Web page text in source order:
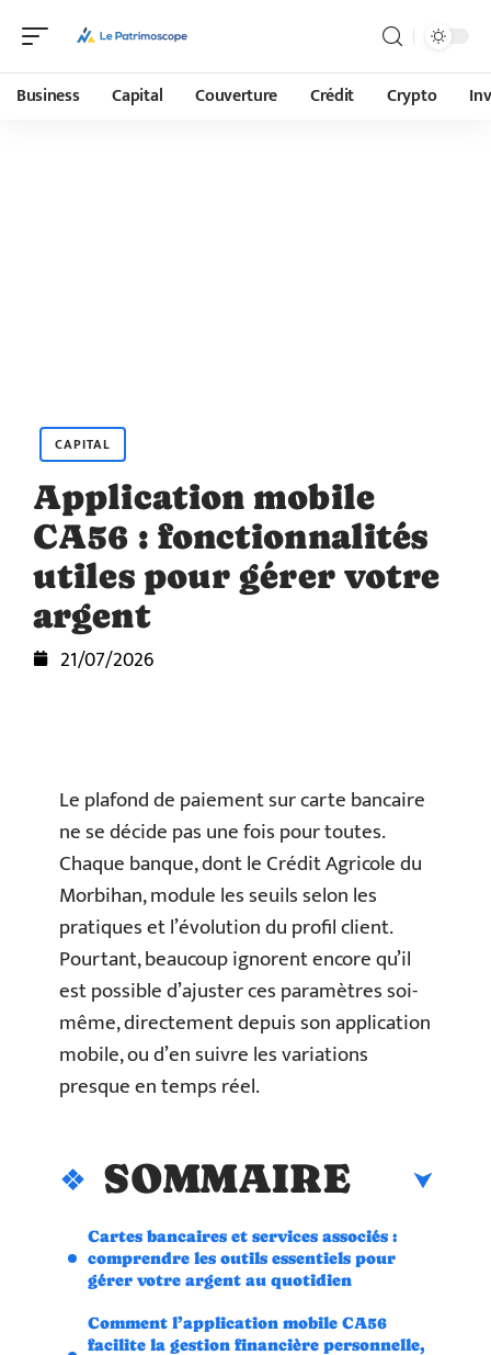
Business Capital Couverture Crédit Crypto
CAPITAL
Application mobile
CA56 : fonctionnalités
utiles pour gérer votre
argent
21/07/2026
Le plafond de paiement sur carte bancaire
ne se décide pas une fois pour toutes.
Chaque banque, dont le Crédit Agricole du
Morbihan, module les seuils selon les
pratiques et l’évolution du profil client.
Pourtant, beaucoup ignorent encore qu’il
est possible d’ajuster ces paramètres soi-
même, directement depuis son application
mobile, ou d’en suivre les variations
presque en temps réel.
SOMMAIRE
Cartes bancaires et services associés :
comprendre les outils essentiels pour
gérer votre argent au quotidien
Comment l’application mobile CA56
facilite la gestion financière personnelle,